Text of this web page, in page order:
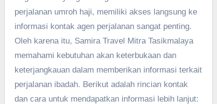
perjalanan umroh haji, memiliki akses langsung ke
informasi kontak agen perjalanan sangat penting.
Oleh karena itu, Samira Travel Mitra Tasikmalaya
memahami kebutuhan akan keterbukaan dan
keterjangkauan dalam memberikan informasi terkait
perjalanan ibadah. Berikut adalah rincian kontak
dan cara untuk mendapatkan informasi lebih lanjut: